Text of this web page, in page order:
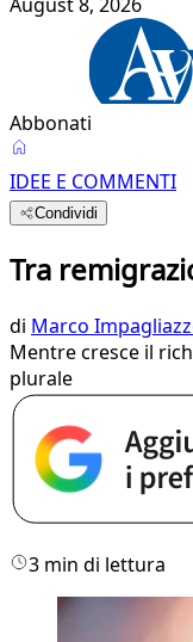
Abbonati
IDEE E COMMENTI
Condividi
Tra
di Marco
Mentre cresce il
plurale
3 min di lettura